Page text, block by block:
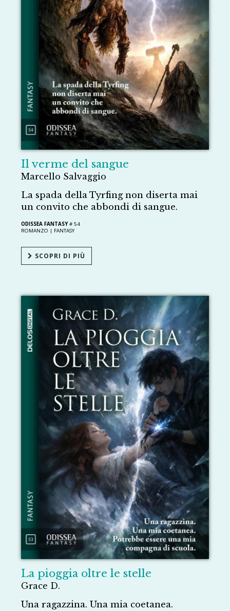
Il verme del sangue
Marcello Salvaggio
La spada della Tyrfing non diserta mai
un convito che abbondi di sangue.
ODISSEA FANTASY# 54
ROMANZO | FANTASY
SCOPRI DI PIÙ
La pioggia oltre le stelle
Grace D.
Una ragazzina. Una mia coetanea.